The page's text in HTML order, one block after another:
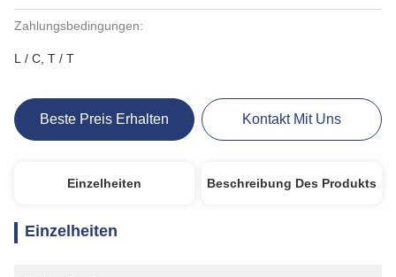
Zahlungsbedingungen:
L / C, T / T
Beste Preis Erhalten Kontakt Mit Uns
Einzelheiten Beschreibung Des Produkts
Einzelheiten